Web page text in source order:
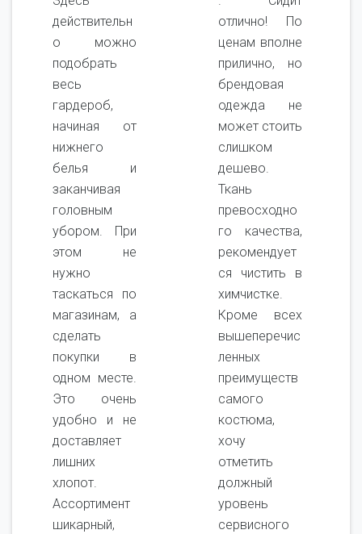
действительн
о можно
подобрать
весь
гардероб,
начиная от
нижнего
белья и
заканчивая
головным
убором. При
этом не
нужно
таскаться по
магазинам, а
сделать
покупки в
одном месте.
Это очень
удобно и не
доставляет
лишних
хлопот.
Ассортимент
шикарный,
отлично! По
ценам вполне
прилично, но
брендовая
одежда не
может стоить
слишком
дешево.
Ткань
превосходно
го качества,
рекомендует
ся чистить в
химчистке.
Кроме всех
вышеперечис
ленных
преимуществ
самого
костюма,
хочу
отметить
должный
уровень
сервисного